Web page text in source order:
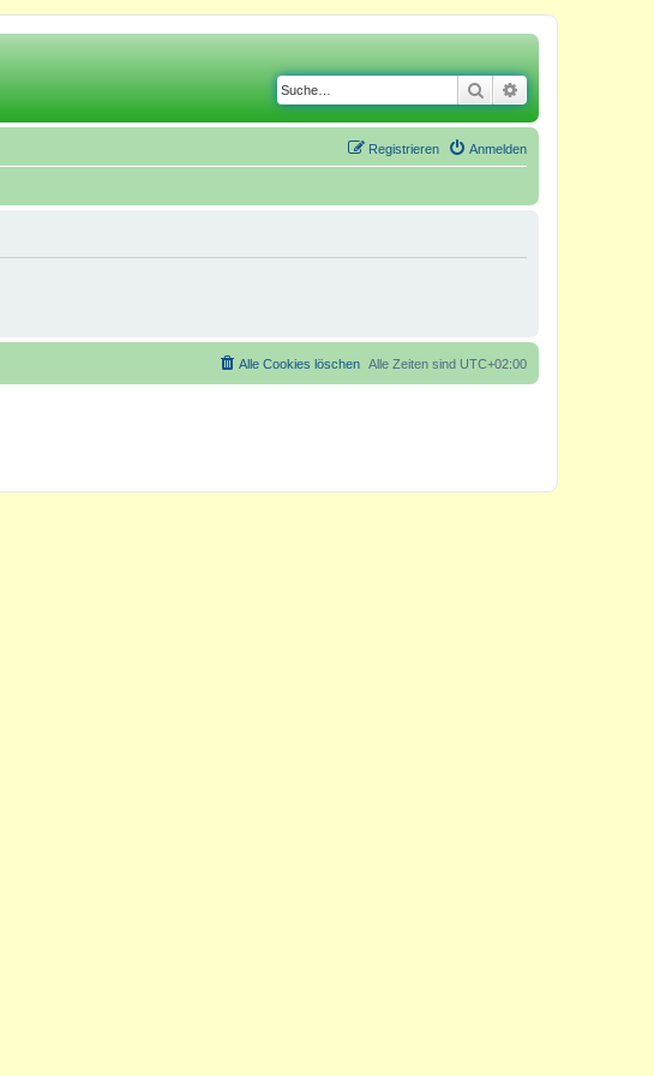
Suche
Anmelden
Registrieren
Alle Zeiten sind UTC+02:00
Alle Cookies löschen